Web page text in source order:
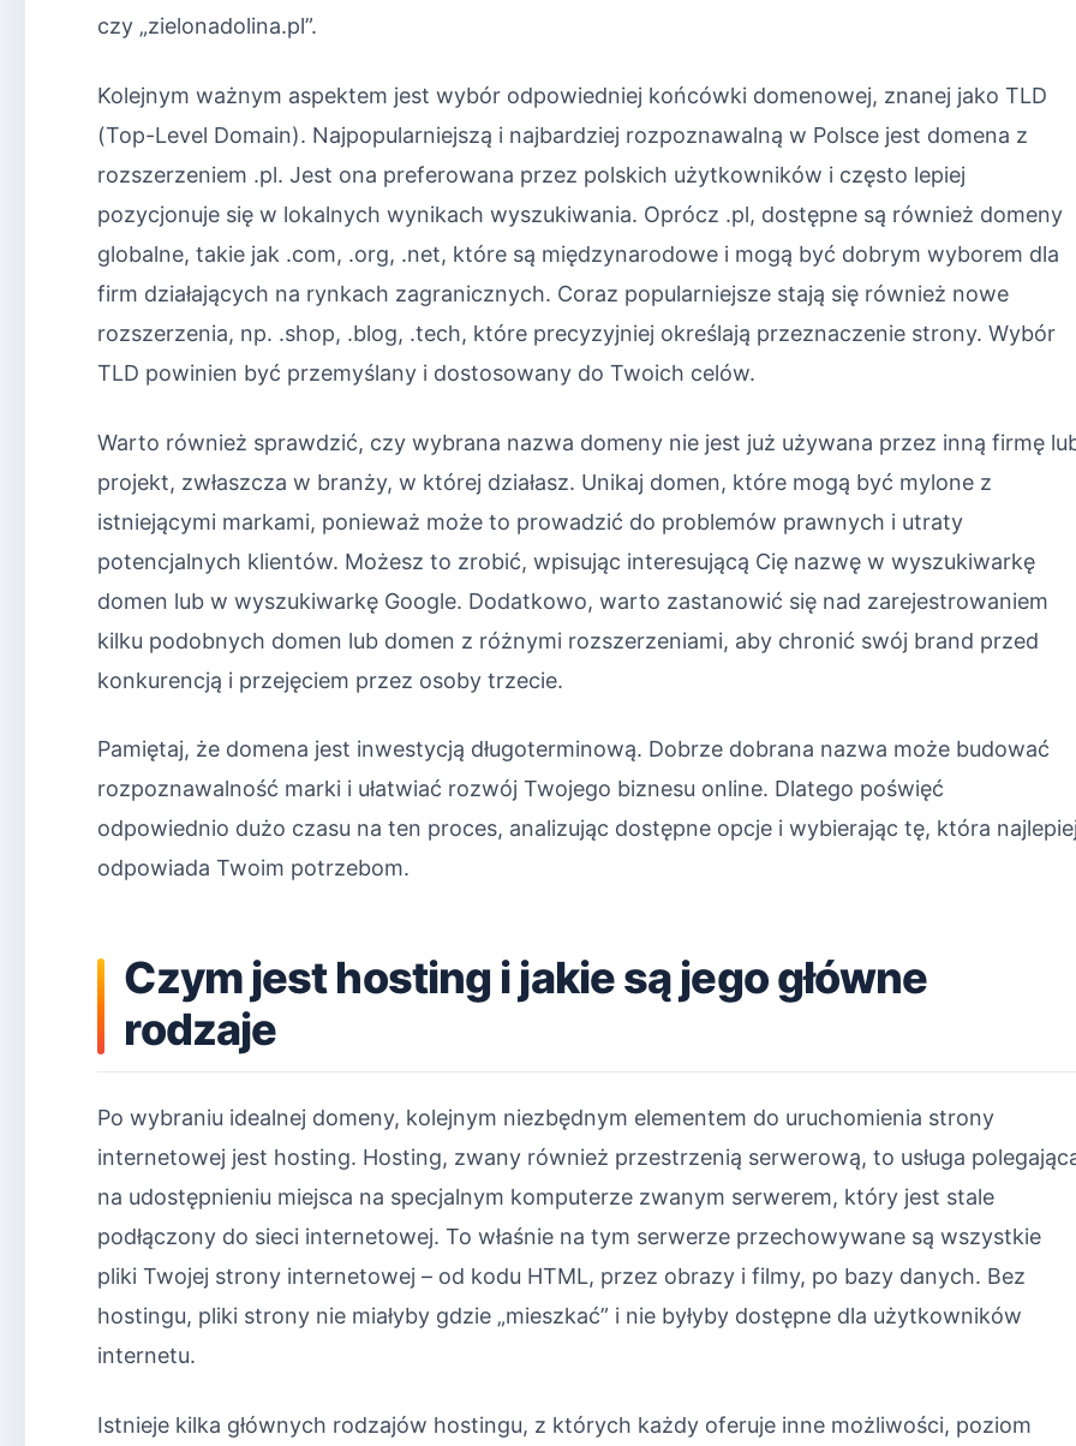
czy „zielonadolina.pl”.
Kolejnym ważnym aspektem jest wybór odpowiedniej końcówki domenowej, znanej jako TLD
(Top-Level Domain). Najpopularniejszą i najbardziej rozpoznawalną w Polsce jest domena z
rozszerzeniem .pl. Jest ona preferowana przez polskich użytkowników i często lepiej
pozycjonuje się w lokalnych wynikach wyszukiwania. Oprócz .pl, dostępne są również domeny
globalne, takie jak .com, .org, .net, które są międzynarodowe i mogą być dobrym wyborem dla
firm działających na rynkach zagranicznych. Coraz popularniejsze stają się również nowe
rozszerzenia, np. .shop, .blog, .tech, które precyzyjniej określają przeznaczenie strony. Wybór
TLD powinien być przemyślany i dostosowany do Twoich celów.
Warto również sprawdzić, czy wybrana nazwa domeny nie jest już używana przez inną firmę
projekt, zwłaszcza w branży, w której działasz. Unikaj domen, które mogą być mylone z
istniejącymi markami, ponieważ może to prowadzić do problemów prawnych i utraty
potencjalnych klientów. Możesz to zrobić, wpisując interesującą Cię nazwę w wyszukiwarkę
domen lub w wyszukiwarkę Google. Dodatkowo, warto zastanowić się nad zarejestrowaniem
kilku podobnych domen lub domen z różnymi rozszerzeniami, aby chronić swój brand przed
konkurencją i przejęciem przez osoby trzecie.
Pamiętaj, że domena jest inwestycją długoterminową. Dobrze dobrana nazwa może budować
rozpoznawalność marki i ułatwiać rozwój Twojego biznesu online. Dlatego poświęć
odpowiednio dużo czasu na ten proces, analizując dostępne opcje i wybierając tę, która
odpowiada Twoim potrzebom.
Czym jest hosting i jakie są jego główne
rodzaje
Po wybraniu idealnej domeny, kolejnym niezbędnym elementem do uruchomienia strony
internetowej jest hosting. Hosting, zwany również przestrzenią serwerową, to usługa
na udostępnieniu miejsca na specjalnym komputerze zwanym serwerem, który jest stale
podłączony do sieci internetowej. To właśnie na tym serwerze przechowywane są wszystkie
pliki Twojej strony internetowej – od kodu HTML, przez obrazy i filmy, po bazy danych. Bez
hostingu, pliki strony nie miałyby gdzie „mieszkać” i nie byłyby dostępne dla użytkowników
internetu.
Istnieje kilka głównych rodzajów hostingu, z których każdy oferuje inne możliwości, poziom